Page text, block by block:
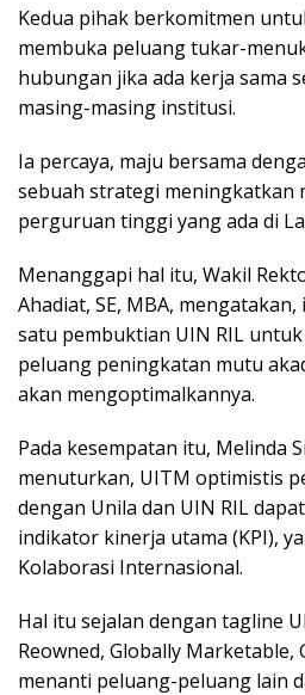
Kedua pihak berkomitmen
membuka peluang tukar-
hubungan jika ada kerja sama
masing-masing institusi.
Ia percaya, maju bersama
sebuah strategi meningkatkan
perguruan tinggi yang ada di
Menanggapi hal itu, Wakil
Ahadiat, SE, MBA,
satu pembuktian UIN RIL
peluang peningkatan mutu
akan mengoptimalkannya.
Pada kesempatan itu, Melinda
menuturkan, UITM optimistis
dengan Unila dan UIN RIL
indikator kinerja utama (KPI),
Kolaborasi Internasional.
Hal itu sejalan dengan tagline
Reowned, Globally Marketable,
menanti peluang-peluang lain